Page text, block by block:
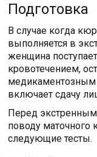
Подготовка
В случае когда
выполняется в
женщина
кровотечением,
медикаментозным
включает сдачу
Перед
поводу маточного
следующие тесты.